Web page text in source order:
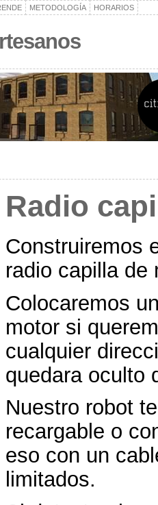
METODOLOGÍA HORARIOS
Radio
Construiremos
radio capilla de
Colocaremos
motor si
cualquier
quedara oculto
Nuestro robot
recargable o
eso con un
limitados.